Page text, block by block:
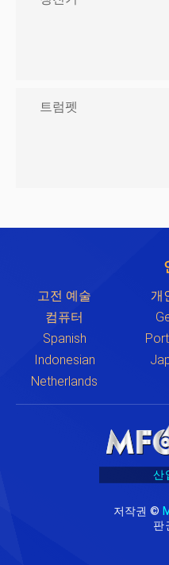
트럼펫
고전 예술 개
컴퓨터
Spanish
Indonesian
Netherlands
산
저작권 ©
판